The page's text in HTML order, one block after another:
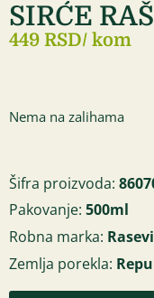
SIRĆE
449 RSD/ kom
Nema na zalihama
Šifra proizvoda:
Pakovanje: 500ml
Robna marka:
Zemlja porekla: